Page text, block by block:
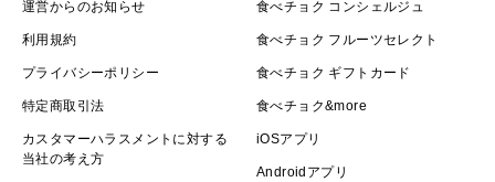
運営からのお知らせ
利用規約
プライバシーポリシー
特定商取引法
カスタマーハラスメントに対する
当社の考え方
食べチョク コンシェルジュ
食べチョク フルーツセレクト
食べチョク ギフトカード
食べチョク&more
iOSアプリ
Androidアプリ